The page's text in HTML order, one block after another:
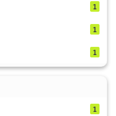
1
1
1
1